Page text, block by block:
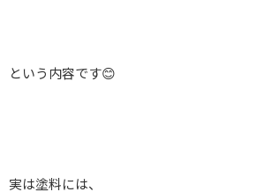
という内容です😊
実は塗料には、